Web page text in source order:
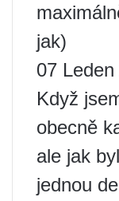
jak)
07
Když
obecně
ale jak
jednou